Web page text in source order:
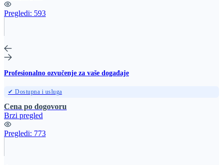
Pregledi: 593
Profesionalno ozvučenje za vaše događaje
✔ Dostupna i usluga
Cena po dogovoru
Brzi pregled
Pregledi: 773